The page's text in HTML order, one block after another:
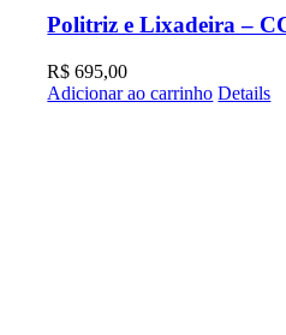
Politriz e Lixadeira –
R$ 695,00
Adicionar ao carrinho Details